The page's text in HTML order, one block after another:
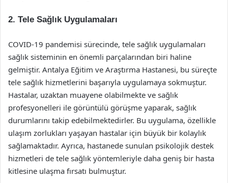
2. Tele Sağlık Uygulamaları
COVID-19 pandemisi sürecinde, tele sağlık uygulamaları
sağlık sisteminin en önemli parçalarından biri haline
gelmiştir. Antalya Eğitim ve Araştırma Hastanesi, bu süreçte
tele sağlık hizmetlerini başarıyla uygulamaya sokmuştur.
Hastalar, uzaktan muayene olabilmekte ve sağlık
profesyonelleri ile görüntülü görüşme yaparak, sağlık
durumlarını takip edebilmektedirler. Bu uygulama, özellikle
ulaşım zorlukları yaşayan hastalar için büyük bir kolaylık
sağlamaktadır. Ayrıca, hastanede sunulan psikolojik destek
hizmetleri de tele sağlık yöntemleriyle daha geniş bir hasta
kitlesine ulaşma fırsatı bulmuştur.